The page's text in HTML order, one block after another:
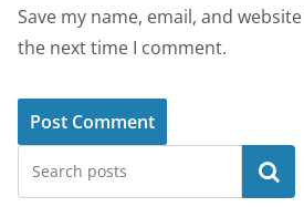
Save my name, email, and
the next time I comment.
Search